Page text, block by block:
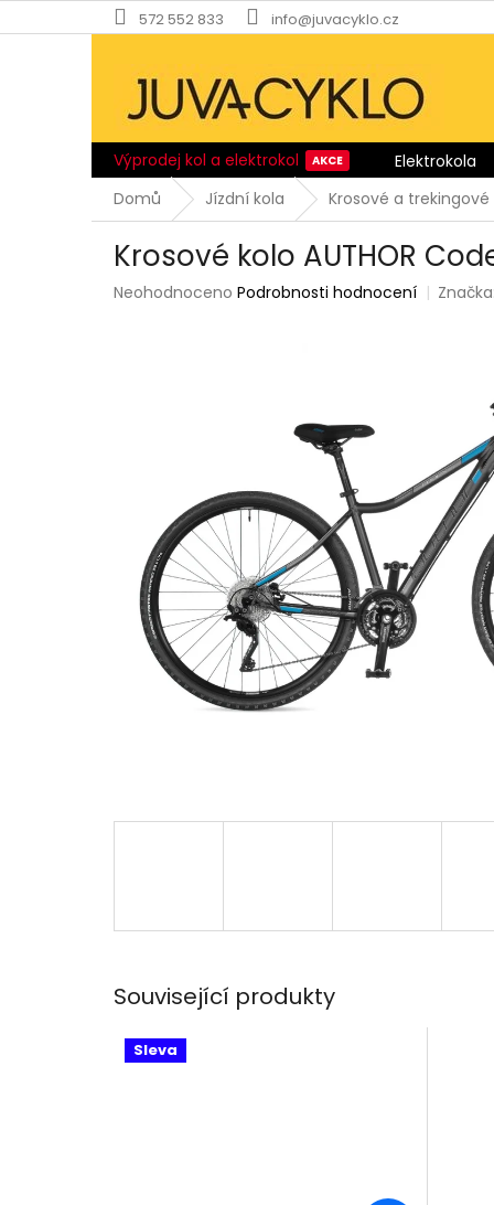
na
572 552 833 info@juvacyklo.cz
Výprodej kol a elektrokol
Elektrokola
Domů
Jízdní kola Krosové a trekingové
Krosové kolo AUTHOR
Průměrné
Neohodnoceno Podrobnosti hodnocení
Související produkty
Sleva